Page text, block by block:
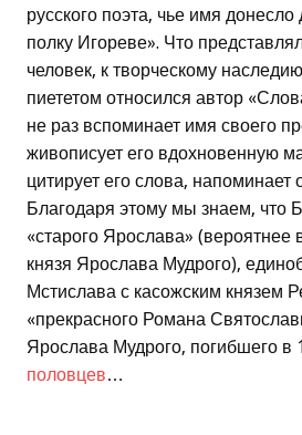
русского поэта, чье имя
полку Игореве». Что
человек, к творческому
пиететом относился автор
не раз вспоминает имя своего
живописует его вдохновенную
цитирует его слова, напоминает
Благодаря этому мы знаем, что
«старого Ярослава» (вероятнее
князя Ярослава Мудрого),
Мстислава с касожским князем
«прекрасного Романа
Ярослава Мудрого, погибшего в
половцев…